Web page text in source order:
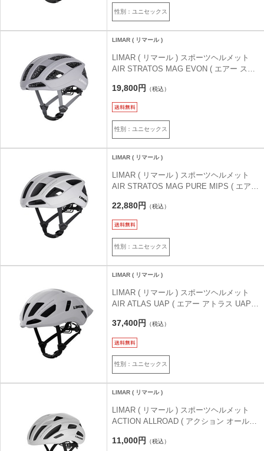
性別：ユニセックス
LIMAR ( リマール )
LIMAR ( リマール ) スポーツヘルメット
AIR STRATOS MAG EVON ( エアー スト
57cm )
19,800円 （税込）
性別：ユニセックス
LIMAR ( リマール )
LIMAR ( リマール ) スポーツヘルメット
AIR STRATOS MAG PURE MIPS ( エアー
ホワイト M ( 53-57cm )
22,880円 （税込）
性別：ユニセックス
LIMAR ( リマール )
LIMAR ( リマール ) スポーツヘルメット
AIR ATLAS UAP ( エアー アトラス UAP )
37,400円 （税込）
性別：ユニセックス
LIMAR ( リマール )
LIMAR ( リマール ) スポーツヘルメット
ACTION ALLROAD ( アクション オールロ
11,000円 （税込）